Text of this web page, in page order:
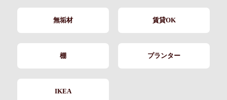
無垢材 賃貸OK
棚 プランター
IKEA